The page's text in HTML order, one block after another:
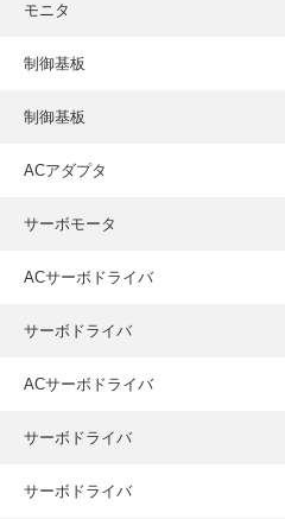
INTERVIEW
お客様インタビュー
RECRUIT
お問い合わせ
モニタ
制御基板
制御基板
ACアダプタ
サーボモータ
ACサーボドライバ
サーボドライバ
ACサーボドライバ
サーボドライバ
サーボドライバ